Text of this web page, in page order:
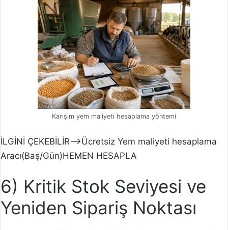
Karışım yem maliyeti hesaplama yöntemi
İLGİNİ ÇEKEBİLİR–>Ücretsiz Yem maliyeti hesaplama
Aracı(Baş/Gün)HEMEN HESAPLA
6) Kritik Stok Seviyesi ve
Yeniden Sipariş Noktası